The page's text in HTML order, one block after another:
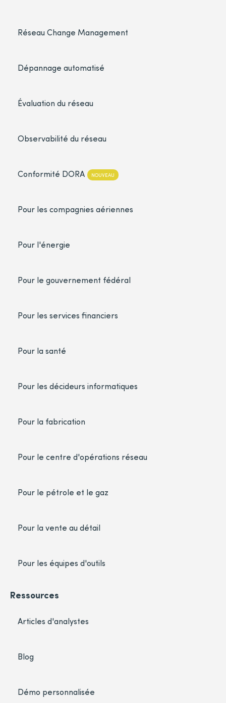
Réseau Change Management
Dépannage automatisé
Évaluation du réseau
Observabilité du réseau
Conformité DORA NOUVEAU
Pour les compagnies aériennes
Pour l'énergie
Pour le gouvernement fédéral
Pour les services financiers
Pour la santé
Pour les décideurs informatiques
Pour la fabrication
Pour le centre d'opérations réseau
Pour le pétrole et le gaz
Pour la vente au détail
Pour les équipes d'outils
Ressources
Articles d'analystes
Blog
Démo personnalisée